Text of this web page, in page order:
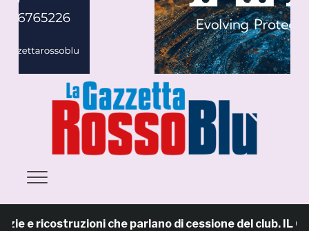
che parlano di cessione del club. IL